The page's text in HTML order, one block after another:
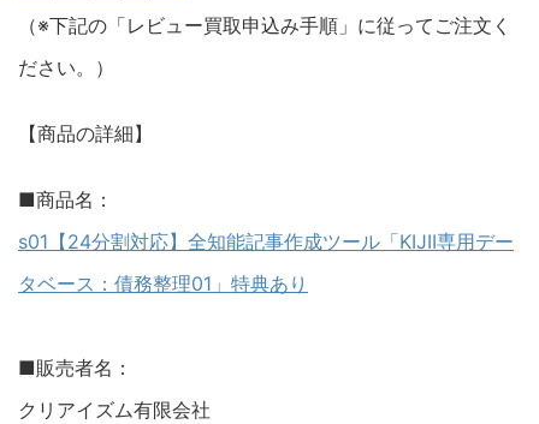
（※下記の「レビュー買取申込み手順」に従ってご注文く
ださい。）
【商品の詳細】
■商品名：
s01【24分割対応】全知能記事作成ツール「KIJII専用デー
タベース：債務整理01」特典あり
■販売者名：
クリアイズム有限会社